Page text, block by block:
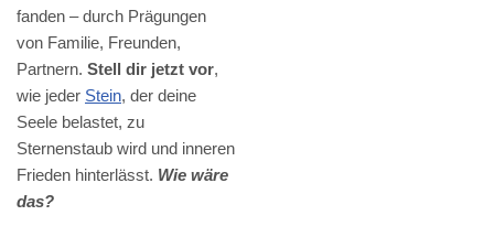
fanden – durch Prägungen
von Familie, Freunden,
Partnern. Stell dir jetzt vor,
wie jeder Stein, der deine
Seele belastet, zu
Sternenstaub wird und inneren
Frieden hinterlässt. Wie wäre
das?